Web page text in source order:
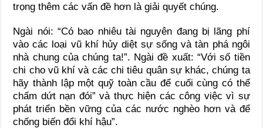
trọng thêm các vấn đề hơn là giải quyết chúng.
Ngài nói: “Có bao nhiêu tài nguyên đang bị lãng phí
vào các loại vũ khí hủy diệt sự sống và tàn phá ngôi
nhà chung của chúng ta!”. Ngài đề xuất: “Với số tiền
chi cho vũ khí và các chi tiêu quân sự khác, chúng ta
hãy thành lập một quỹ toàn cầu để cuối cùng có thể
chấm dứt nạn đói” và thực hiện các công việc vì sự
phát triển bền vững của các nước nghèo hơn và để
chống biến đổi khí hậu”.